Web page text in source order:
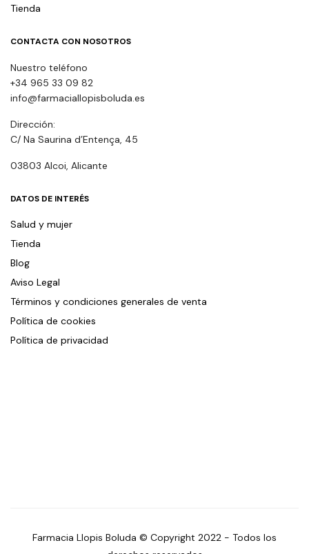
Tienda
CONTACTA CON NOSOTROS
Nuestro teléfono
+34 965 33 09 82
info@farmaciallopisboluda.es
Dirección:
C/ Na Saurina d’Entença, 45
03803 Alcoi, Alicante
DATOS DE INTERÉS
Salud y mujer
Tienda
Blog
Aviso Legal
Términos y condiciones generales de venta
Política de cookies
Política de privacidad
Farmacia Llopis Boluda © Copyright 2022 - Todos los